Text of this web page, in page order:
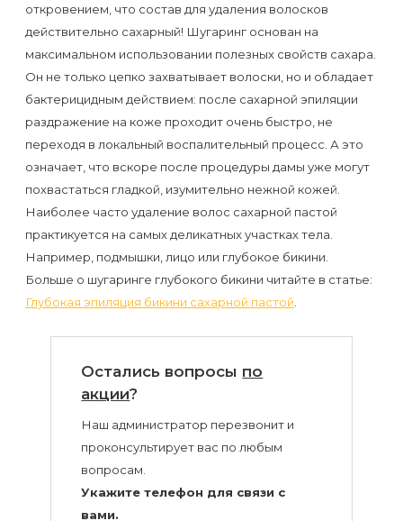
или
Виды
воска
для
депиляции
или
депиляция?
откровением, что состав для удаления волосков
действительно сахарный! Шугаринг основан на
максимальном использовании полезных свойств сахара.
Он не только цепко захватывает волоски, но и обладает
бактерицидным действием: после сахарной эпиляции
раздражение на коже проходит очень быстро, не
переходя в локальный воспалительный процесс. А это
означает, что вскоре после процедуры дамы уже могут
похвастаться гладкой, изумительно нежной кожей.
Наиболее часто удаление волос сахарной пастой
практикуется на самых деликатных участках тела.
Например, подмышки, лицо или глубокое бикини.
Больше о шугаринге глубокого бикини читайте в статье:
Глубокая эпиляция бикини сахарной пастой
Остались вопросы по
акции?
Наш администратор перезвонит и
проконсультирует вас по любым
вопросам.
Укажите телефон для связи с
вами.